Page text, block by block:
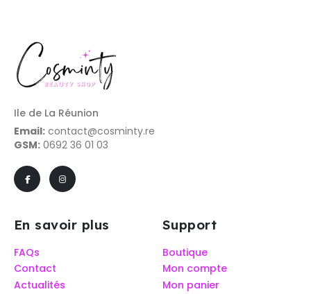
Ile de La Réunion
Email: contact@cosminty.re
GSM: 0692 36 01 03
En savoir plus
FAQs
Contact
Actualités
Support
Boutique
Mon compte
Mon panier